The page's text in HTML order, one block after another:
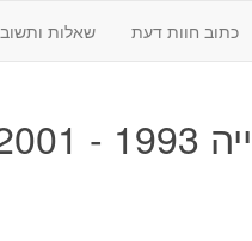
כתוב חוות דעת שאלות